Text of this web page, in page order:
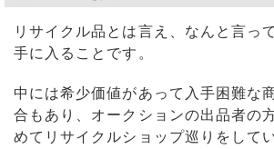
リサイクル品とは言え、なんと言っ
手に入ることです。
中には希少価値があって入手困難な
合もあり、オークションの出品者の
めてリサイクルショップ巡りをして